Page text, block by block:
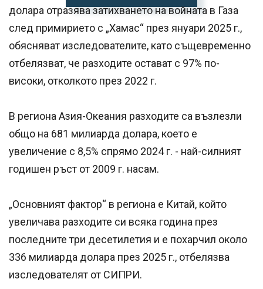
долара отразява затихването на войната в Газа
след примирието с „Хамас“ през януари 2025 г.,
обясняват изследователите, като същевременно
отбелязват, че разходите остават с 97% по-
високи, отколкото през 2022 г.
В региона Азия-Океания разходите са възлезли
общо на 681 милиарда долара, което е
увеличение с 8,5% спрямо 2024 г. - най-силният
годишен ръст от 2009 г. насам.
„Основният фактор“ в региона е Китай, който
увеличава разходите си всяка година през
последните три десетилетия и е похарчил около
336 милиарда долара през 2025 г., отбелязва
изследователят от СИПРИ.